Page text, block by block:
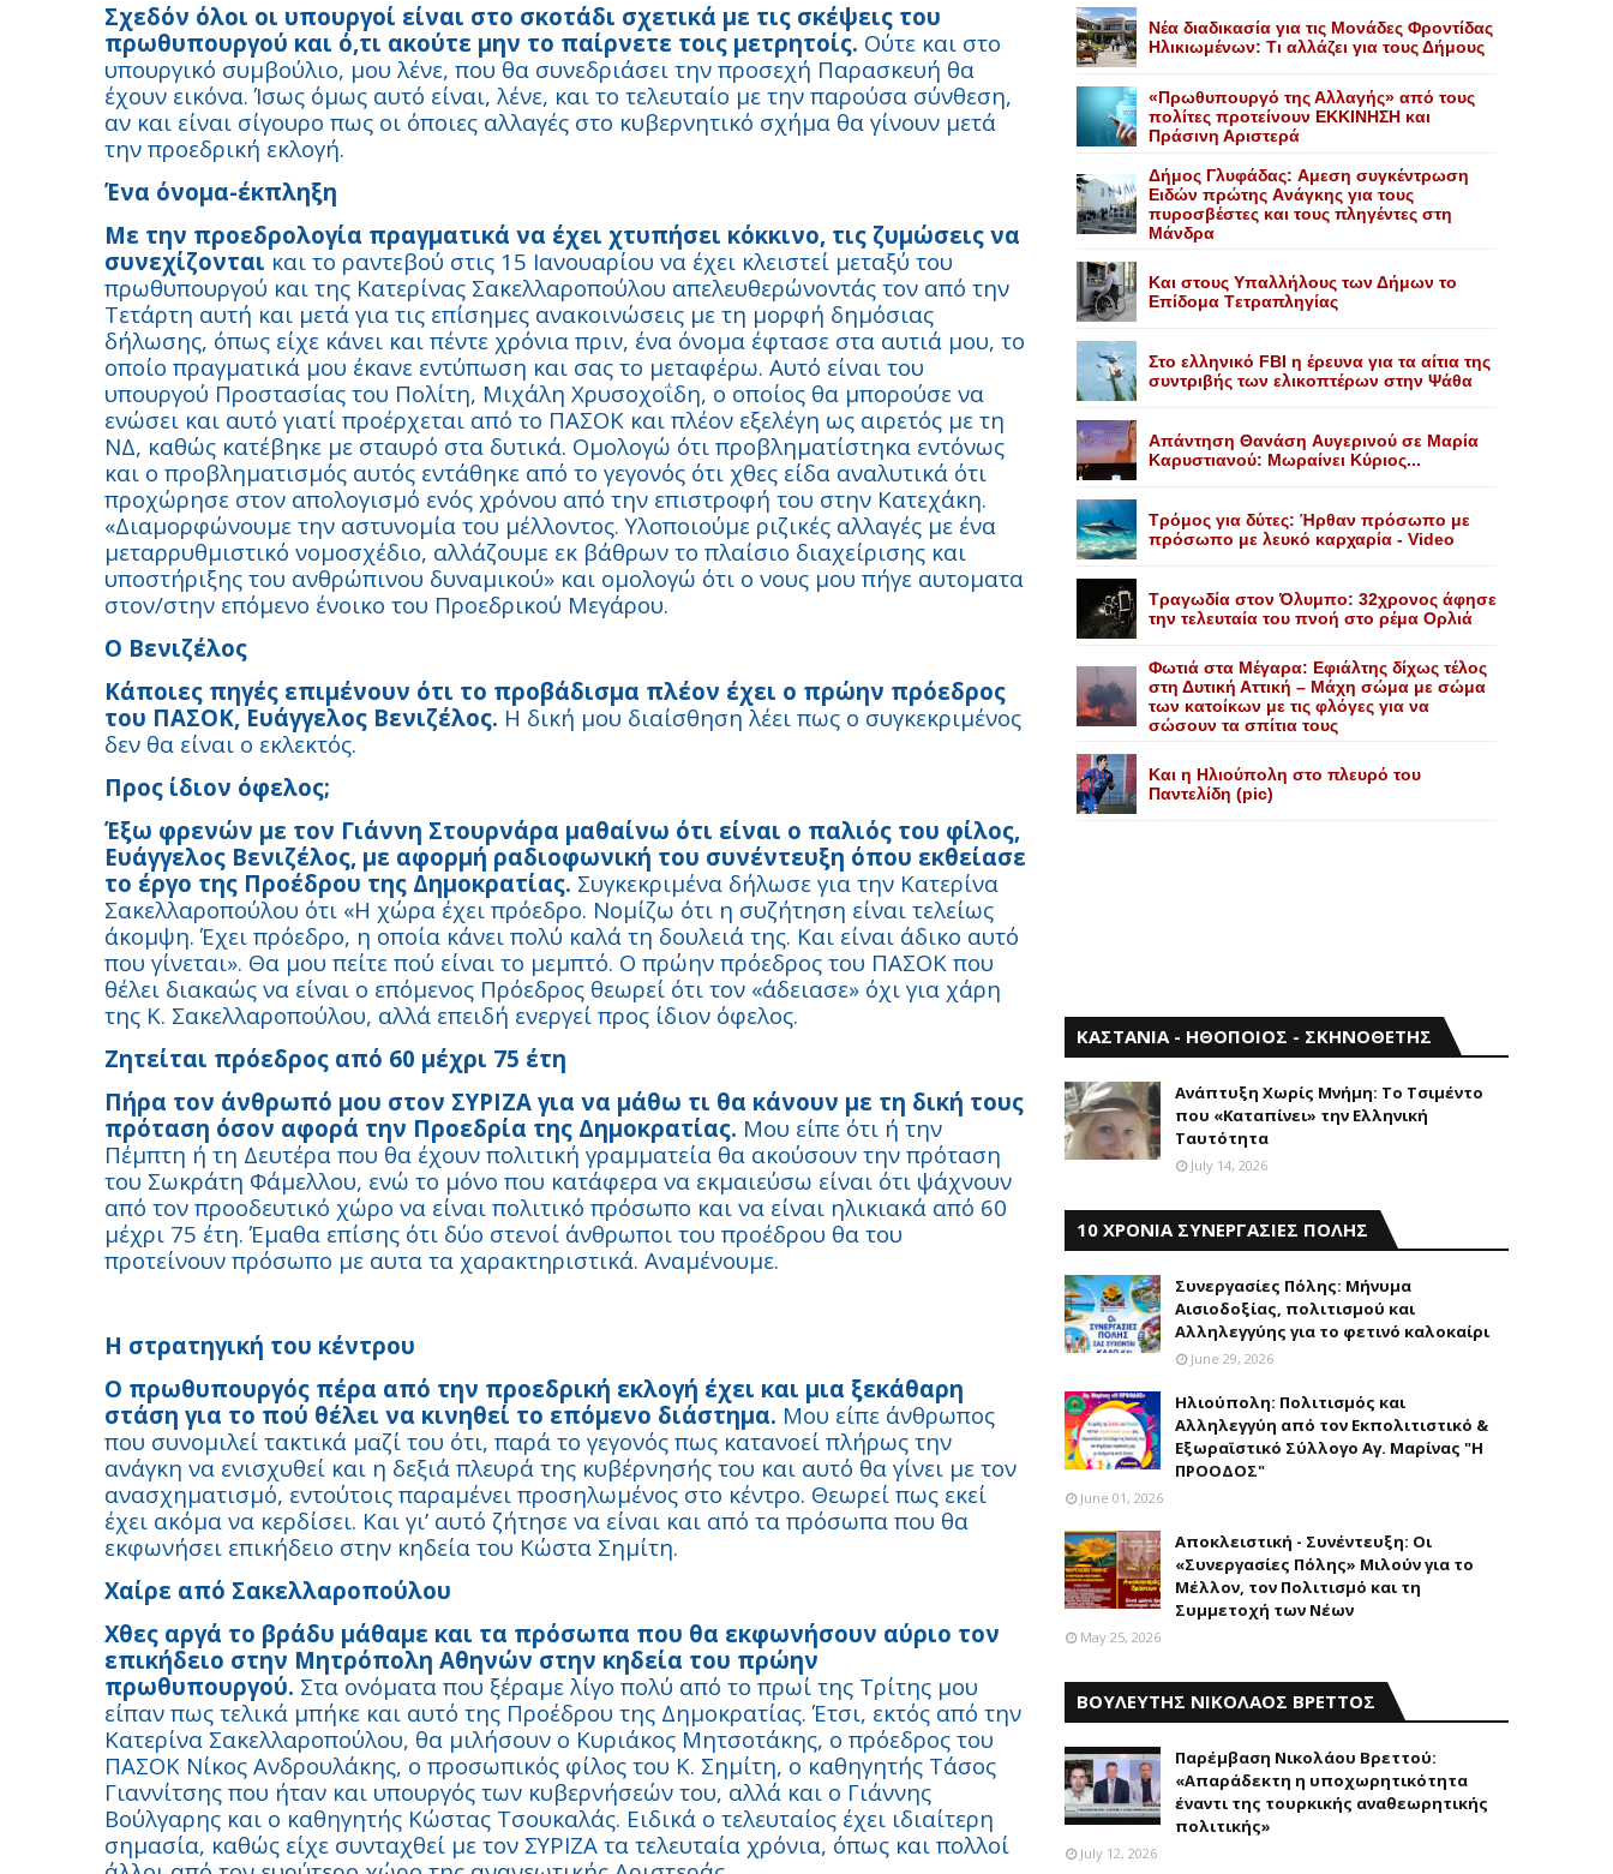
Σχεδόν όλοι οι υπουργοί είναι στο σκοτάδι σχετικά με τις σκέψεις του
πρωθυπουργού και ό,τι ακούτε μην το παίρνετε τοις μετρητοίς. Ούτε και στο
υπουργικό συμβούλιο, μου λένε, που θα συνεδριάσει την προσεχή Παρασκευή θα
έχουν εικόνα. Ίσως όμως αυτό είναι, λένε, και το τελευταίο με την παρούσα σύνθεση,
αν και είναι σίγουρο πως οι όποιες αλλαγές στο κυβερνητικό σχήμα θα γίνουν μετά
την προεδρική εκλογή.
Ένα όνομα-έκπληξη
Με την προεδρολογία πραγματικά να έχει χτυπήσει κόκκινο, τις ζυμώσεις να
συνεχίζονται και το ραντεβού στις 15 Ιανουαρίου να έχει κλειστεί μεταξύ του
πρωθυπουργού και της Κατερίνας Σακελλαροπούλου απελευθερώνοντάς τον από την
Τετάρτη αυτή και μετά για τις επίσημες ανακοινώσεις με τη μορφή δημόσιας
δήλωσης, όπως είχε κάνει και πέντε χρόνια πριν, ένα όνομα έφτασε στα αυτιά μου, το
οποίο πραγματικά μου έκανε εντύπωση και σας το μεταφέρω. Αυτό είναι του
υπουργού Προστασίας του Πολίτη, Μιχάλη Χρυσοχοΐδη, ο οποίος θα μπορούσε να
ενώσει και αυτό γιατί προέρχεται από το ΠΑΣΟΚ και πλέον εξελέγη ως αιρετός με τη
ΝΔ, καθώς κατέβηκε με σταυρό στα δυτικά. Ομολογώ ότι προβληματίστηκα εντόνως
και ο προβληματισμός αυτός εντάθηκε από το γεγονός ότι χθες είδα αναλυτικά ότι
προχώρησε στον απολογισμό ενός χρόνου από την επιστροφή του στην Κατεχάκη.
«Διαμορφώνουμε την αστυνομία του μέλλοντος. Υλοποιούμε ριζικές αλλαγές με ένα
μεταρρυθμιστικό νομοσχέδιο, αλλάζουμε εκ βάθρων το πλαίσιο διαχείρισης και
υποστήριξης του ανθρώπινου δυναμικού» και ομολογώ ότι ο νους μου πήγε αυτοματα
στον/στην επόμενο ένοικο του Προεδρικού Μεγάρου.
Ο Βενιζέλος
Κάποιες πηγές επιμένουν ότι το προβάδισμα πλέον έχει ο πρώην πρόεδρος
του ΠΑΣΟΚ, Ευάγγελος Βενιζέλος. Η δική μου διαίσθηση λέει πως ο συγκεκριμένος
δεν θα είναι ο εκλεκτός.
Προς ίδιον όφελος;
Έξω φρενών με τον Γιάννη Στουρνάρα μαθαίνω ότι είναι ο παλιός του φίλος,
Ευάγγελος Βενιζέλος, με αφορμή ραδιοφωνική του συνέντευξη όπου εκθείασε
το έργο της Προέδρου της Δημοκρατίας. Συγκεκριμένα δήλωσε για την Κατερίνα
Σακελλαροπούλου ότι «Η χώρα έχει πρόεδρο. Νομίζω ότι η συζήτηση είναι τελείως
άκομψη. Έχει πρόεδρο, η οποία κάνει πολύ καλά τη δουλειά της. Και είναι άδικο αυτό
που γίνεται». Θα μου πείτε πού είναι το μεμπτό. Ο πρώην πρόεδρος του ΠΑΣΟΚ που
θέλει διακαώς να είναι ο επόμενος Πρόεδρος θεωρεί ότι τον «άδειασε» όχι για χάρη
της Κ. Σακελλαροπούλου, αλλά επειδή ενεργεί προς ίδιον όφελος.
Ζητείται πρόεδρος από 60 μέχρι 75 έτη
Πήρα τον άνθρωπό μου στον ΣΥΡΙΖΑ για να μάθω τι θα κάνουν με τη δική τους
πρόταση όσον αφορά την Προεδρία της Δημοκρατίας. Μου είπε ότι ή την
Πέμπτη ή τη Δευτέρα που θα έχουν πολιτική γραμματεία θα ακούσουν την πρόταση
του Σωκράτη Φάμελλου, ενώ το μόνο που κατάφερα να εκμαιεύσω είναι ότι ψάχνουν
από τον προοδευτικό χώρο να είναι πολιτικό πρόσωπο και να είναι ηλικιακά από 60
μέχρι 75 έτη. Έμαθα επίσης ότι δύο στενοί άνθρωποι του προέδρου θα του
προτείνουν πρόσωπο με αυτα τα χαρακτηριστικά. Αναμένουμε.
Η στρατηγική του κέντρου
Ο πρωθυπουργός πέρα από την προεδρική εκλογή έχει και μια ξεκάθαρη
στάση για το πού θέλει να κινηθεί το επόμενο διάστημα. Μου είπε άνθρωπος
που συνομιλεί τακτικά μαζί του ότι, παρά το γεγονός πως κατανοεί πλήρως την
ανάγκη να ενισχυθεί και η δεξιά πλευρά της κυβέρνησής του και αυτό θα γίνει με τον
ανασχηματισμό, εντούτοις παραμένει προσηλωμένος στο κέντρο. Θεωρεί πως εκεί
έχει ακόμα να κερδίσει. Και γι’ αυτό ζήτησε να είναι και από τα πρόσωπα που θα
εκφωνήσει επικήδειο στην κηδεία του Κώστα Σημίτη.
Χαίρε από Σακελλαροπούλου
Χθες αργά το βράδυ μάθαμε και τα πρόσωπα που θα εκφωνήσουν αύριο τον
επικήδειο στην Μητρόπολη Αθηνών στην κηδεία του πρώην
πρωθυπουργού. Στα ονόματα που ξέραμε λίγο πολύ από το πρωί της Τρίτης μου
είπαν πως τελικά μπήκε και αυτό της Προέδρου της Δημοκρατίας. Έτσι, εκτός από την
Κατερίνα Σακελλαροπούλου, θα μιλήσουν ο Κυριάκος Μητσοτάκης, ο πρόεδρος του
ΠΑΣΟΚ Νίκος Ανδρουλάκης, ο προσωπικός φίλος του Κ. Σημίτη, ο καθηγητής Τάσος
Γιαννίτσης που ήταν και υπουργός των κυβερνήσεών του, αλλά και ο Γιάννης
Βούλγαρης και ο καθηγητής Κώστας Τσουκαλάς. Ειδικά ο τελευταίος έχει ιδιαίτερη
σημασία, καθώς είχε συνταχθεί με τον ΣΥΡΙΖΑ τα τελευταία χρόνια, όπως και πολλοί
Nέα διαδικασία για τις Mονάδες Φροντίδας
Hλικιωμένων: Tι αλλάζει για τους Δήμους
«Πρωθυπουργό της Αλλαγής» από τους
πολίτες προτείνουν EKKINHΣΗ και
Πράσινη Αριστερά
Δήμος Γλυφάδας: Aμεση συγκέντρωση
Eιδών πρώτης Aνάγκης για τους
πυροσβέστες και τους πληγέντες στη
Mάνδρα
Kαι στους Yπαλλήλους των Δήμων το
Eπίδομα Tετραπληγίας
Στο ελληνικό FBI η έρευνα για τα αίτια της
συντριβής των ελικοπτέρων στην Ψάθα
Aπάντηση Θανάση Aυγερινού σε Mαρία
Kαρυστιανού: Mωραίνει Kύριος...
Τρόμος για δύτες: Ήρθαν πρόσωπο με
πρόσωπο με λευκό καρχαρία - Video
Τραγωδία στον Όλυμπο: 32χρονος άφησε
την τελευταία του πνοή στο ρέμα Ορλιά
Φωτιά στα Μέγαρα: Εφιάλτης δίχως τέλος
στη Δυτική Αττική – Μάχη σώμα με σώμα
των κατοίκων με τις φλόγες για να
σώσουν τα σπίτια τους
Και η Ηλιούπολη στο πλευρό του
Παντελίδη (pic)
ΚΑΣΤΑΝΙΑ - ΗΘΟΠΟΙΟΣ - ΣΚΗΝΟΘΕΤΗΣ
Aνάπτυξη Xωρίς Mνήμη: Το Τσιμέντο
που «Καταπίνει» την Ελληνική
Ταυτότητα
July 14, 2026
10 ΧΡΟΝΙΑ ΣΥΝΕΡΓΑΣΙΕΣ ΠΟΛΗΣ
Συνεργασίες Πόλης: Mήνυμα
Aισιοδοξίας, πολιτισμού και
Aλληλεγγύης για το φετινό καλοκαίρι
June 29, 2026
Ηλιούπολη: Πολιτισμός και
Aλληλεγγύη από τον Εκπολιτιστικό &
Εξωραϊστικό Σύλλογο Αγ. Μαρίνας "Η
ΠΡΟΟΔΟΣ"
June 01, 2026
Αποκλειστική - Συνέντευξη: Οι
«Συνεργασίες Πόλης» Μιλούν για το
Μέλλον, τον Πολιτισμό και τη
Συμμετοχή των Νέων
May 25, 2026
ΒΟΥΛΕΥΤΗΣ ΝΙΚΟΛΑΟΣ ΒΡΕΤΤΟΣ
Παρέμβαση Nικολάου Bρεττού:
«Aπαράδεκτη η υποχωρητικότητα
έναντι της τουρκικής αναθεωρητικής
πολιτικής»
July 12, 2026